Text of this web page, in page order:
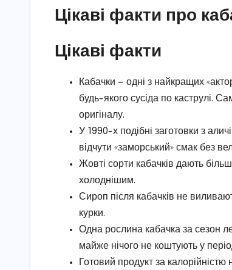
Цікаві факти про
Цікаві факти
Кабачки — одні з найкращих
будь-якого сусіда по каструлі.
оригіналу.
У 1990-х подібні заготовки з
відчути «заморський» смак без
Жовті сорти кабачків дають
холоднішим.
Сироп після кабачків не
курки.
Одна рослина кабачка за сезон
майже нічого не коштують у
Готовий продукт за